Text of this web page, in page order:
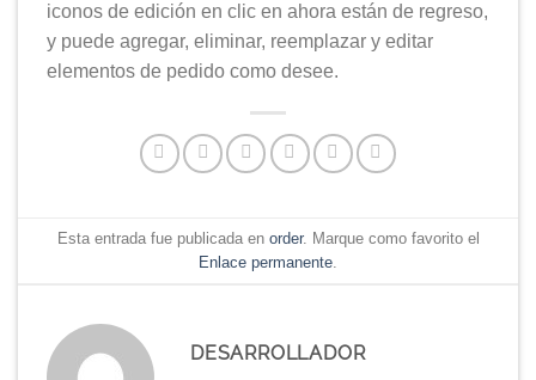
iconos de edición en clic en ahora están de regreso,
y puede agregar, eliminar, reemplazar y editar
elementos de pedido como desee.
Esta entrada fue publicada en order. Marque como favorito el
Enlace permanente
DESARROLLADOR